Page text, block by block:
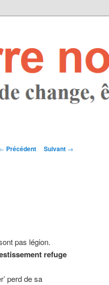
Navigation des
Précédent Suivant →
pas légion.
refuge
perd de sa